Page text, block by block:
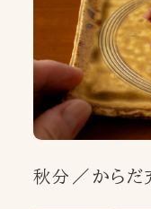
秋分／からだ